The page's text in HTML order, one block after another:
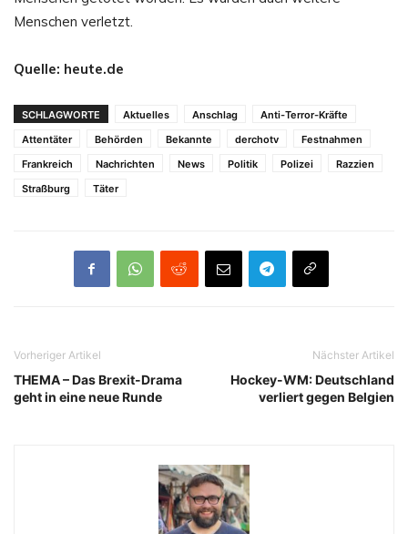
Menschen verletzt.
Quelle: heute.de
SCHLAGWORTE Aktuelles Anschlag
Anti-Terror-Kräfte
Attentäter
Behörden Bekannte derchotv
Festnahmen
Frankreich
Nachrichten News Politik Polizei
Razzien
Straßburg
Täter
Vorheriger Artikel
THEMA – Das Brexit-Drama
geht in eine neue Runde
Nächster Artikel
Hockey-WM: Deutschland
verliert gegen Belgien